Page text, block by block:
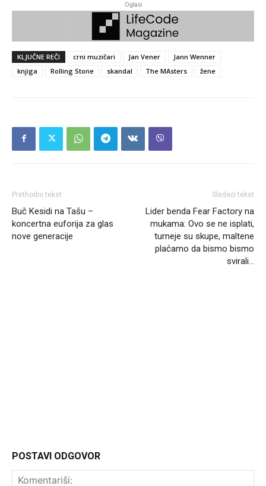
Oglasi
KLJUČNE REČI crni muzičari Jan Vener
Jann Wenner
knjiga
Rolling Stone skandal The MAsters žene
Prethodni tekst
Buč Kesidi na Tašu –
koncertna euforija za glas
nove generacije
Sledeći tekst
Lider benda Fear Factory na
mukama: Ovo se ne isplati,
turneje su skupe, maltene
plaćamo da bismo bismo
svirali…
POSTAVI ODGOVOR